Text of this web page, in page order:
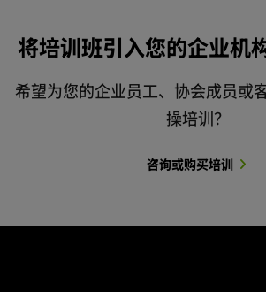
将培训班引入您的企业机
希望为您的企业员工、协会成员或
操培训？
咨询或购买培训